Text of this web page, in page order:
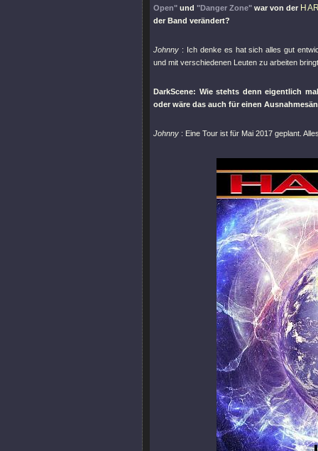
Open" und"Danger Zone" war von der
der Band verändert?
Johnny : Ich denke es hat sich alles gut
und mit verschiedenen Leuten zu arbeiten
DarkScene: Wie stehts denn eigentlich
oder wäre das auch für einen
Johnny : Eine Tour ist für Mai 2017 geplant.